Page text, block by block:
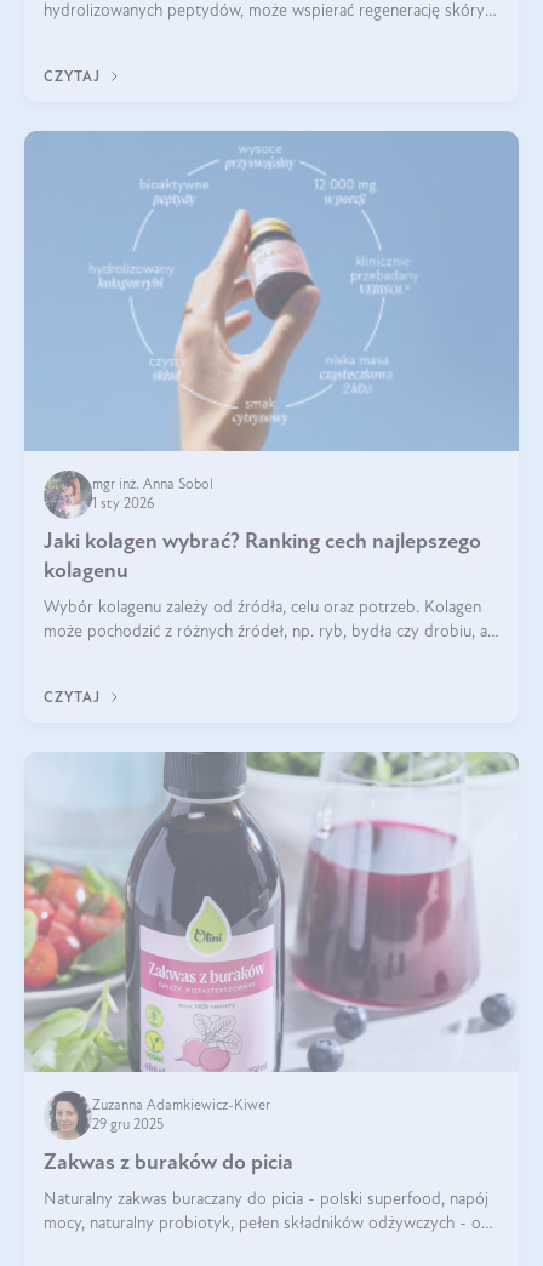
hydrolizowanych peptydów, może wspierać regenerację skóry i
CZYTAJ
mgr inż. Anna Sobol
1 sty 2026
Jaki kolagen wybrać? Ranking cech najlepszego
kolagenu
Wybór kolagenu zależy od źródła, celu oraz potrzeb. Kolagen
może pochodzić z różnych źródeł, np. ryb, bydła czy drobiu, a
bydlęcy.
CZYTAJ
Zuzanna Adamkiewicz-Kiwer
29 gru 2025
Zakwas z buraków do picia
Naturalny zakwas buraczany do picia - polski superfood, napój
mocy, naturalny probiotyk, pełen składników odżywczych - o